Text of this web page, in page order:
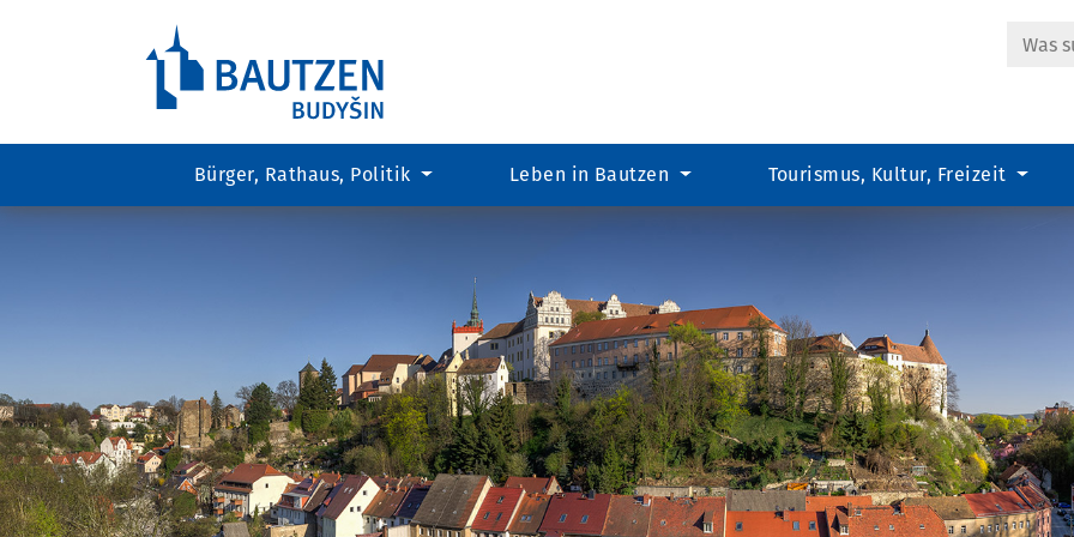
Hauptregion
Bürger, Rathaus, Politik Leben in Bautzen Tourismus, Kultur, Freizeit